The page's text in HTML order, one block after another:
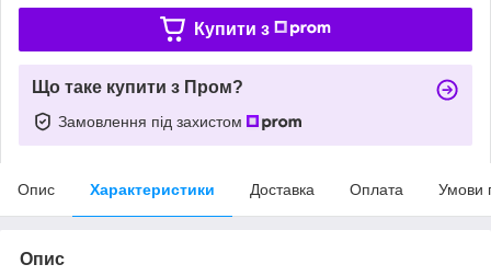
Купити з
Що таке купити з Пром?
Замовлення під захистом
Опис Характеристики Доставка Оплата Умови
Опис